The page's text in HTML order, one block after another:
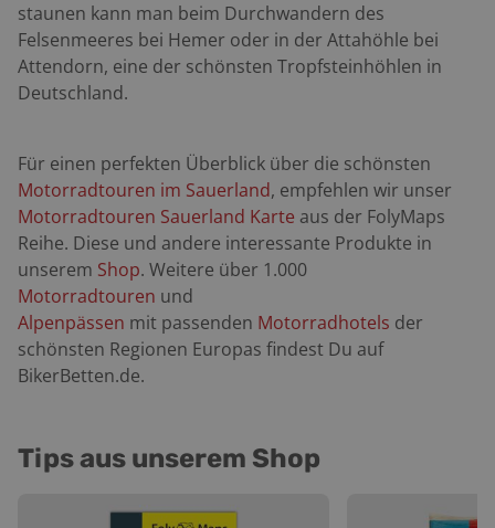
staunen kann man beim Durchwandern des
Felsenmeeres bei Hemer oder in der Attahöhle bei
Attendorn, eine der schönsten Tropfsteinhöhlen in
Deutschland.
Für einen perfekten Überblick über die schönsten
Motorradtouren im Sauerland, empfehlen wir unser
Motorradtouren Sauerland Karte aus der FolyMaps
Reihe. Diese und andere interessante Produkte in
unserem Shop. Weitere über 1.000
Motorradtouren und
Alpenpässen mit passenden Motorradhotels der
schönsten Regionen Europas findest Du auf
BikerBetten.de.
Tips aus unserem Shop